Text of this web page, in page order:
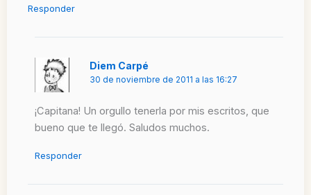
Responder
Diem Carpé
30 de noviembre de 2011 a las 16:27
¡Capitana! Un orgullo tenerla por mis escritos, que
bueno que te llegó. Saludos muchos.
Responder